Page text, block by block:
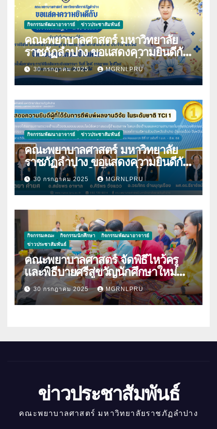
กิจกรรมพัฒนาอาจารย์ ข่าวประชาสัมพันธ์
คณะพยาบาลศาสตร์ มหาวิทยาลัย
ราชภัฏลำปาง ขอแสดงความยินดีกับ
นางมนันญา สายปินตา ที่ได้รับ
พระราชทานเครื่องราชอิสริยาภรณ์
30 กรกฎาคม 2025 MGRNLPRU
กิจกรรมพัฒนาอาจารย์ ข่าวประชาสัมพันธ์
คณะพยาบาลศาสตร์ มหาวิทยาลัย
ราชภัฏลำปาง ขอแสดงความยินดีกับ
บุคลากร เนื่องในโอกาสที่ได้รับการตี
พิมพ์ผลงานวิจัย
30 กรกฎาคม 2025 MGRNLPRU
กิจกรรมคณะ กิจกรรมนักศึกษา
กิจกรรมพัฒนาอาจารย์
ข่าวประชาสัมพันธ์
คณะพยาบาลศาสตร์ จัดพิธีไหว้ครู
และพิธีบายศรีสู่ขวัญนักศึกษาใหม่
ประจำปีการศึกษา 2568
30 กรกฎาคม 2025 MGRNLPRU
ข่าวประชาสัมพันธ์
คณะพยาบาลศาสตร์ มหาวิทยาลัยราชภัฏลำปาง